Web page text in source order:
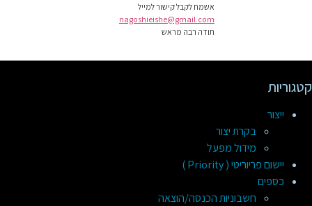
אשמח לקבל קישור למייל
nagoshieishe@gmail.com
תודה רבה מראש
קטגוריות
ייצור
בקרת יצור
מידול מפעל
יישום פריוריטי ( Priority )
כספים
חשבוניות הכנסה/הוצאה